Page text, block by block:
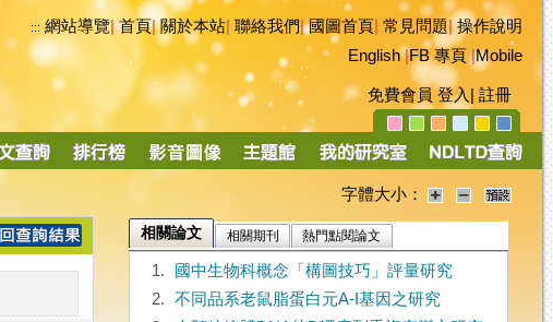
::: 網站導覽|首頁|關於本站 聯絡我們|國圖首頁 常見問題|操作說明
English|FB 專頁|Mobile
免費會員 登入 註冊
字體大小：
相關論文 相關期刊 熱門點閱論文
1.
國中生物科概念「構圖技巧」評量研究
2.
不同品系老鼠脂蛋白元A-I基因之研究